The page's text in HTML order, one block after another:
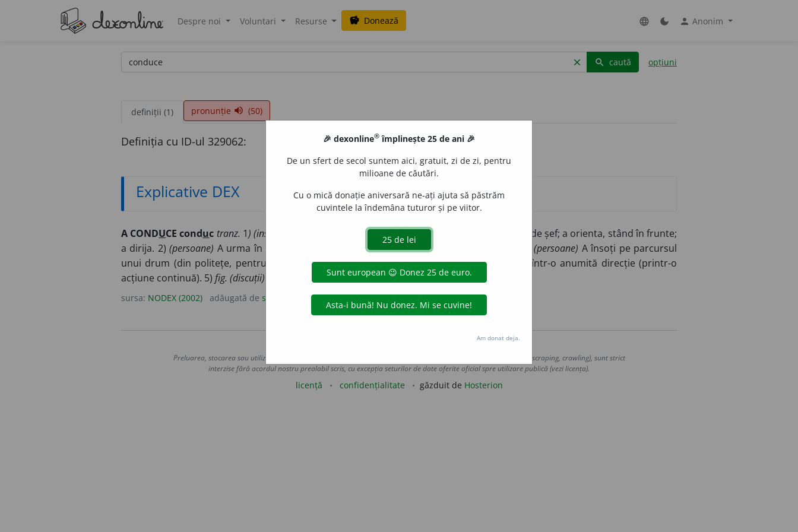
Despre noi Voluntari Resurse savings Donează language dark_mode person Anonim
clear search caută opțiuni
definiții (1) pronunție volume_up (50)
Definiția cu ID-ul 329062:
Explicative DEX
A CONDUCE conduc tranz. 1) (instituții, organizații, colectivități, activități)A îndruma în calitate de șef; a orienta, stând în frunte;
a dirija. 2)(persoane) A urma în calitate de însoțitor; a însoți; a întovărăși; a acompania. 3)(persoane) A însoți pe parcursul
unui drum (din politețe, pentru siguranță etc.); a petrece. 4)(vehicule)A face să meargă într-o anumită direcție (printr-o
acțiune continuă). 5) fig. (discuții) A supraveghea în calitate de responsabil. /<lat. conducere
sursa: NODEX (2002) adăugată de siveco acțiuni
Preluarea, stocarea sau utilizarea datelor de pe acest site, inclusiv prin orice metode de extragere automată (web scraping, crawling), sunt strict
interzise fără acordul nostru prealabil scris, cu excepția seturilor de date oferite oficial spre utilizare publică (vezi licența).
licență confidențialitate găzduit de Hosterion
🎉 dexonline® împlinește 25 de ani 🎉
De un sfert de secol suntem aici, gratuit, zi de zi, pentru
milioane de căutări.
Cu o mică donație aniversară ne-ați ajuta să păstrăm
cuvintele la îndemâna tuturor și pe viitor.
Am donat deja.